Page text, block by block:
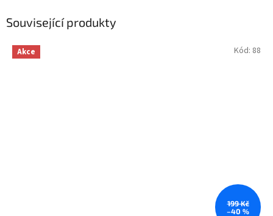
Související produkty
Akce
199 Kč
–40 %
Kód: 88